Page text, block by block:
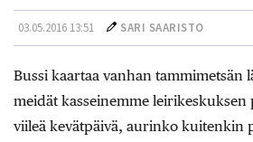
03.05.2016 13:51 SARI SAARISTO
Bussi kaartaa vanhan tammimetsän
meidät kasseinemme
viileä kevätpäivä, aurinko kuitenkin